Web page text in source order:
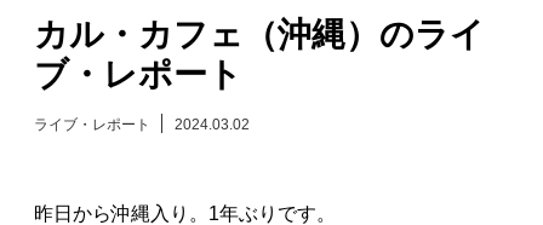
日々のレポート
カル・カフェ（沖縄）のライ
ブ・レポート
ライブ・レポート 2024.03.02
昨日から沖縄入り。1年ぶりです。